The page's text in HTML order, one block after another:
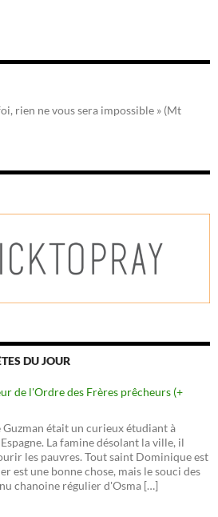
rien ne vous sera impossible » (Mt
DU JOUR
de l'Ordre des Frères prêcheurs (+
était un curieux étudiant à
La famine désolant la ville, il
les pauvres. Tout saint Dominique est
est une bonne chose, mais le souci des
chanoine régulier d'Osma […]